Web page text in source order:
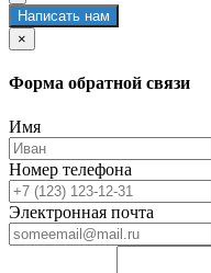
Написать нам
×
Форма обратной связи
Имя
Номер телефона
Электронная почта